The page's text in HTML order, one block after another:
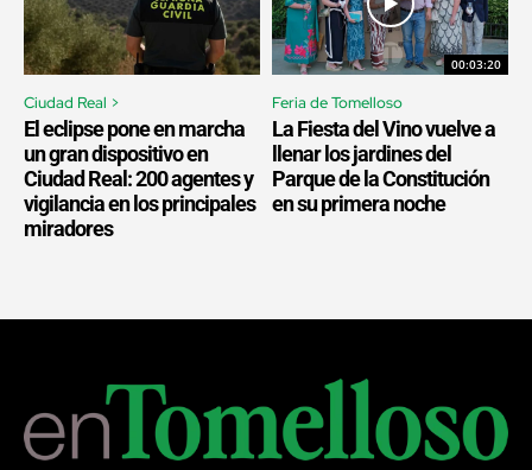
Ciudad Real >
El eclipse pone en marcha
un gran dispositivo en
Ciudad Real: 200 agentes y
vigilancia en los principales
miradores
00:03:20
Feria de Tomelloso
La Fiesta del Vino vuelve a
llenar los jardines del
Parque de la Constitución
en su primera noche